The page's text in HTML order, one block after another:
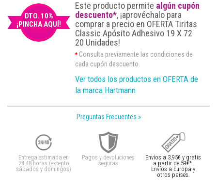
DTO. 10%
¡PINCHA AQUÍ!
Este producto permite algún cupón
descuento*, ¡aprovéchalo para
comprar a precio en OFERTA Tiritas
Classic Apósito Adhesivo 19 X 72
20 Unidades!
* Consulta previamente las condiciones de
cada cupón descuento.
Ver todos los productos en OFERTA de
la marca Hartmann
Preguntas Frecuentes »
Entrega estimada en
24-48 horas (excepto
sábados y domingos)
Pagos y devoluciones
seguras
Envíos a 3,95€ y gratis
a partir de 59€*.
Envíos a Europa y
otros paises.